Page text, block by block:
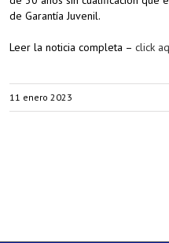
de Garantía Juvenil.
Leer la noticia completa – click
11 enero 2023